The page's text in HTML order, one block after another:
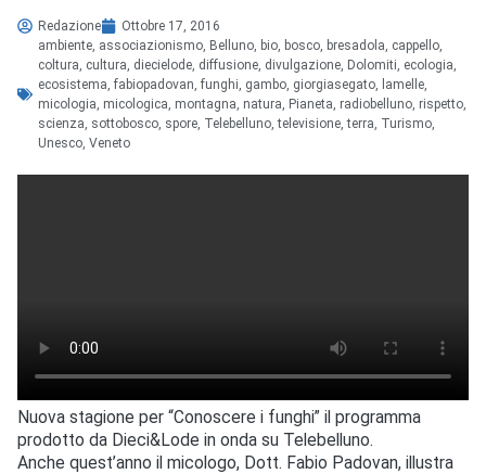
Redazione
Ottobre 17, 2016
ambiente associazionismo Belluno bio bosco bresadola cappello
coltura cultura diecielode diffusione divulgazione Dolomiti ecologia
ecosistema fabiopadovan funghi gambo giorgiasegato lamelle
micologia micologica montagna natura Pianeta radiobelluno rispetto
scienza sottobosco spore Telebelluno ,televisione ,terra Turismo
Unesco Veneto
Nuova stagione per “Conoscere i funghi” il programma
prodotto da Dieci&Lode in onda su Telebelluno.
Anche quest’anno il micologo, Dott. Fabio Padovan, illustra